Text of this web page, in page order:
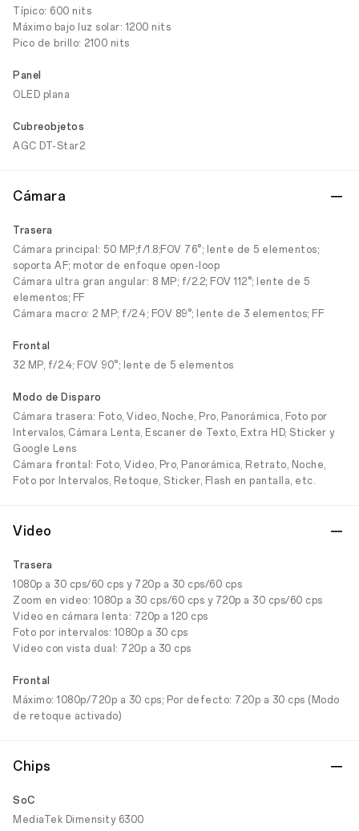
Típico: 600 nits
Máximo bajo luz solar: 1200 nits
Pico de brillo: 2100 nits
Panel
OLED plana
Cubreobjetos
AGC DT-Star2
Cámara
Trasera
Cámara principal: 50 MP;f/1.8;FOV 76°; lente de 5 elementos;
soporta AF; motor de enfoque open-loop
Cámara ultra gran angular: 8 MP; f/2.2; FOV 112°; lente de 5
elementos; FF
Cámara macro: 2 MP; f/2.4; FOV 89°; lente de 3 elementos; FF
Frontal
32 MP, f/2.4; FOV 90°; lente de 5 elementos
Modo de Disparo
Cámara trasera: Foto, Video, Noche, Pro, Panorámica, Foto por
Intervalos, Cámara Lenta, Escaner de Texto, Extra HD, Sticker y
Google Lens
Cámara frontal: Foto, Video, Pro, Panorámica, Retrato, Noche,
Foto por Intervalos, Retoque, Sticker, Flash en pantalla, etc.
Video
Trasera
1080p a 30 cps/60 cps y 720p a 30 cps/60 cps
Zoom en video: 1080p a 30 cps/60 cps y 720p a 30 cps/60 cps
Video en cámara lenta: 720p a 120 cps
Foto por intervalos: 1080p a 30 cps
Video con vista dual: 720p a 30 cps
Frontal
Máximo: 1080p/720p a 30 cps; Por defecto: 720p a 30 cps (Modo
de retoque activado)
Chips
SoC
MediaTek Dimensity 6300